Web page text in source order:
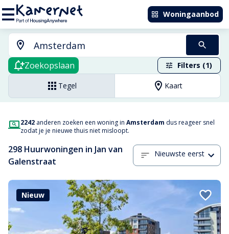
Woningaanbod
Zoekopslaan Filters (1)
Tegel Kaart
2242 anderen zoeken een woning in Amsterdam dus reageer snel
zodat je je nieuwe thuis niet misloopt.
298 Huurwoningen in Jan van
Galenstraat
Nieuwste eerst
Nieuw